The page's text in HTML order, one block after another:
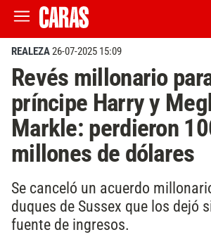
REALEZA26-07-2025 15:09
Revés millonario
príncipe Harry y
Markle: perdieron
millones de dólares
Se canceló un acuerdo
duques de Sussex que los dejó
fuente de ingresos.